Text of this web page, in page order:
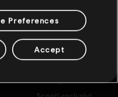
Preferences
Accept